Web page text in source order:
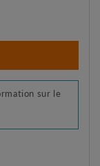
sur le